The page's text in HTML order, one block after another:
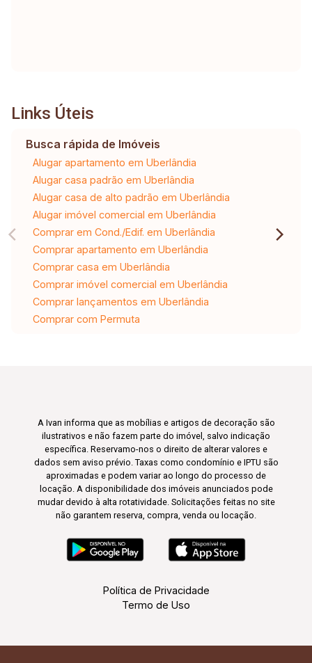
Links Úteis
Busca rápida de Imóveis
Alugar apartamento em Uberlândia
Alugar casa padrão em Uberlândia
Alugar casa de alto padrão em Uberlândia
Alugar imóvel comercial em Uberlândia
Comprar em Cond./Edif. em Uberlândia
Comprar apartamento em Uberlândia
Comprar casa em Uberlândia
Comprar imóvel comercial em Uberlândia
Comprar lançamentos em Uberlândia
Comprar com Permuta
A Ivan informa que as mobílias e artigos de decoração são
ilustrativos e não fazem parte do imóvel, salvo indicação
específica. Reservamo-nos o direito de alterar valores e
dados sem aviso prévio. Taxas como condomínio e IPTU são
aproximadas e podem variar ao longo do processo de
locação. A disponibilidade dos imóveis anunciados pode
mudar devido à alta rotatividade. Solicitações feitas no site
não garantem reserva, compra, venda ou locação.
Política de Privacidade
Termo de Uso